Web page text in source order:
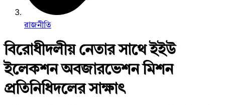
রাজনীতি
বিরোধীদলীয় নেতার সাথে ইইউ
ইলেকশন অবজারভেশন মিশন
প্রতিনিধিদলের সাক্ষাৎ